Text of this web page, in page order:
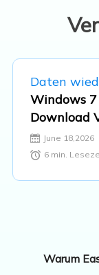
Daten
Windows
Download
[Ultimate/
June 18,2026
6min.
Warum